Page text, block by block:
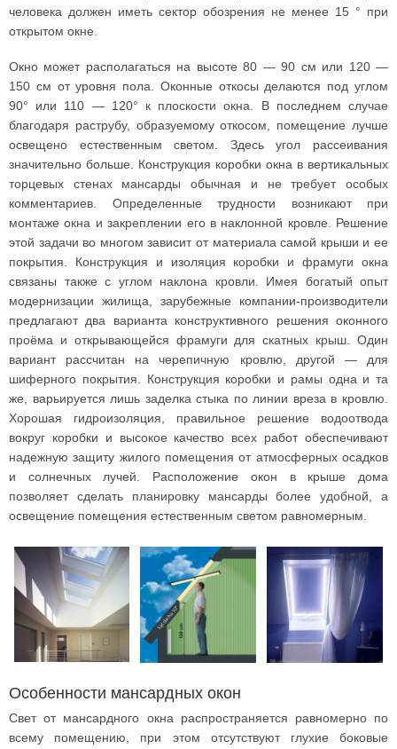
человека должен иметь сектор обозрения не менее 15 ° при
открытом окне.
Окно может располагаться на высоте 80 — 90 см или 120 —
150 см от уровня пола. Оконные откосы делаются под углом
90° или 110 — 120° к плоскости окна. В последнем случае
благодаря раструбу, образуемому откосом, помещение лучше
освещено естественным светом. Здесь угол рассеивания
значительно больше. Конструкция коробки окна в вертикальных
торцевых стенах мансарды обычная и не требует особых
комментариев. Определенные трудности возникают при
монтаже окна и закреплении его в наклонной кровле. Решение
этой задачи во многом зависит от материала самой крыши и ее
покрытия. Конструкция и изоляция коробки и фрамуги окна
связаны также с углом наклона кровли. Имея богатый опыт
модернизации жилища, зарубежные компании-производители
предлагают два варианта конструктивного решения оконного
проёма и открывающейся фрамуги для скатных крыш. Один
вариант рассчитан на черепичную кровлю, другой — для
шиферного покрытия. Конструкция коробки и рамы одна и та
же, варьируется лишь заделка стыка по линии вреза в кровлю.
Хорошая гидроизоляция, правильное решение водоотвода
вокруг коробки и высокое качество всех работ обеспечивают
надежную защиту жилого помещения от атмосферных осадков
и солнечных лучей. Расположение окон в крыше дома
позволяет сделать планировку мансарды более удобной, а
освещение помещения естественным светом равномерным.
Особенности мансардных окон
Свет от мансардного окна распространяется равномерно по
всему помещению, при этом отсутствуют глухие боковые